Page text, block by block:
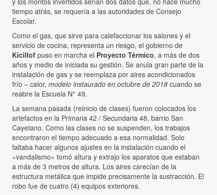
tiempo atrás, se requería a las autoridades de Consejo
Escolar.
Como el gas, que sirve para calefaccionar los salones y el
servicio de cocina, representa un riesgo, el gobierno de
Kicillof puso en marcha el Proyecto Térmico, a más de dos
años y medio de iniciada su gestión. Se anula gran parte de la
instalación de gas y se reemplaza por aires acondicionados
frío – calor, modelo instaurado en octubre de 2018 cuando se
reabre la Escuela N° 49.
La semana pasada (reinicio de clases) fueron colocados los
artefactos en la Primaria 42 / Secundaria 48, barrio San
Cayetano. Como las clases no se suspenden, los trabajos
encontraron el tiempo adecuado a esa normalidad. Solo
faltaba hacer algunos ajustes en la instalación cuando el
«vandalismo» tomó altura y extrajo los aparatos que estaban
a más de 3 metros de altura. Los aires carecían de la
estructura metálica que impide precisamente la sustracción. El
robo fue de cuatro (4) equipos exteriores.